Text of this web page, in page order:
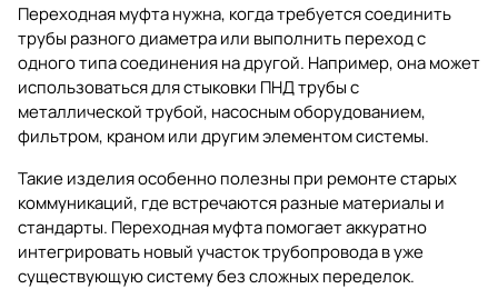
Переходная муфта нужна, когда требуется соединить
трубы разного диаметра или выполнить переход с
одного типа соединения на другой. Например, она может
использоваться для стыковки ПНД трубы с
металлической трубой, насосным оборудованием,
фильтром, краном или другим элементом системы.
Такие изделия особенно полезны при ремонте старых
коммуникаций, где встречаются разные материалы и
стандарты. Переходная муфта помогает аккуратно
интегрировать новый участок трубопровода в уже
существующую систему без сложных переделок.